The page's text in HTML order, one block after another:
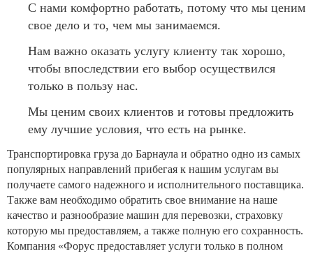
С нами комфортно работать, потому что мы ценим
свое дело и то, чем мы занимаемся.
Нам важно оказать услугу клиенту так хорошо,
чтобы впоследствии его выбор осуществился
только в пользу нас.
Мы ценим своих клиентов и готовы предложить
ему лучшие условия, что есть на рынке.
Транспортировка груза до Барнаула и обратно одно из самых
популярных направлений прибегая к нашим услугам вы
получаете самого надежного и исполнительного поставщика.
Также вам необходимо обратить свое внимание на наше
качество и разнообразие машин для перевозки, страховку
которую мы предоставляем, а также полную его сохранность.
Компания «Форус предоставляет услуги только в полном